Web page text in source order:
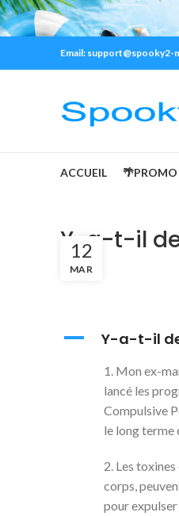
Email: support@spooky2-
ACCUEIL 🌴PROMO
Y-a-t-il
?
12
MAR
A Y-a-t-il
1. Mon ex-
lancé les
Compulsive
le long terme
2. Les
corps,
pour